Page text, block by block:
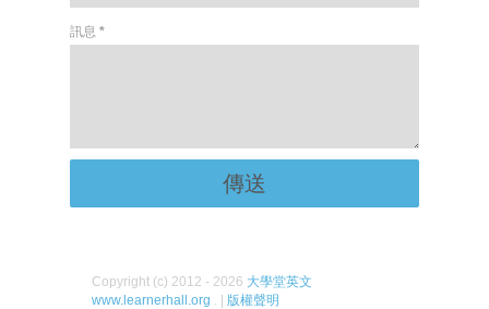
訊息 *
Copyright (c) 2012 - 2026 大學堂英文
www.learnerhall.org . | 版權聲明